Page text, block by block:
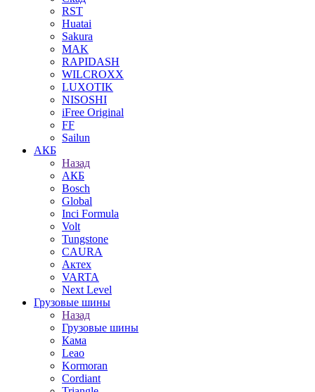
RST
Huatai
Sakura
MAK
RAPIDASH
WILCROXX
LUXOTIK
NISOSHI
iFree Original
FF
Sailun
АКБ
Назад
АКБ
Bosch
Global
Inci Formula
Volt
Tungstone
CAURA
Актех
VARTA
Next Level
Грузовые шины
Назад
Грузовые шины
Кама
Leao
Kormoran
Cordiant